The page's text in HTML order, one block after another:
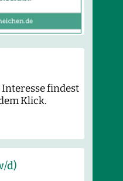
Interesse findest
Klick.
d)